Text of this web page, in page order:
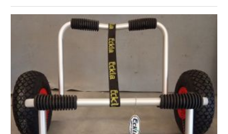
Eckla
Carrello
portacanoe
L